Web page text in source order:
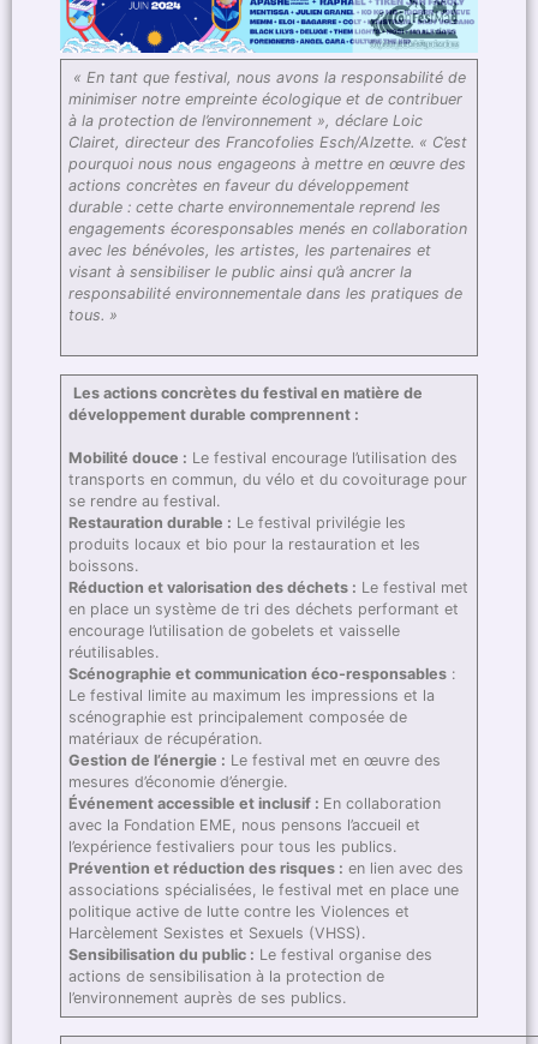
« En tant que festival, nous avons la responsabilité de
minimiser notre empreinte écologique et de contribuer
à la protection de l’environnement », déclare Loic
Clairet, directeur des Francofolies Esch/Alzette. « C’est
pourquoi nous nous engageons à mettre en œuvre des
actions concrètes en faveur du développement
durable : cette charte environnementale reprend les
engagements écoresponsables menés en collaboration
avec les bénévoles, les artistes, les partenaires et
visant à sensibiliser le public ainsi qu’à ancrer la
responsabilité environnementale dans les pratiques de
tous. »
Les actions concrètes du festival en matière de
développement durable comprennent :
Mobilité douce : Le festival encourage l’utilisation des
transports en commun, du vélo et du covoiturage pour
se rendre au festival.
Restauration durable : Le festival privilégie les
produits locaux et bio pour la restauration et les
boissons.
Réduction et valorisation des déchets : Le festival met
en place un système de tri des déchets performant et
encourage l’utilisation de gobelets et vaisselle
réutilisables.
Scénographie et communication éco-responsables :
Le festival limite au maximum les impressions et la
scénographie est principalement composée de
matériaux de récupération.
Gestion de l’énergie : Le festival met en œuvre des
mesures d’économie d’énergie.
Événement accessible et inclusif : En collaboration
avec la Fondation EME, nous pensons l’accueil et
l’expérience festivaliers pour tous les publics.
Prévention et réduction des risques : en lien avec des
associations spécialisées, le festival met en place une
politique active de lutte contre les Violences et
Harcèlement Sexistes et Sexuels (VHSS).
Sensibilisation du public : Le festival organise des
actions de sensibilisation à la protection de
l’environnement auprès de ses publics.